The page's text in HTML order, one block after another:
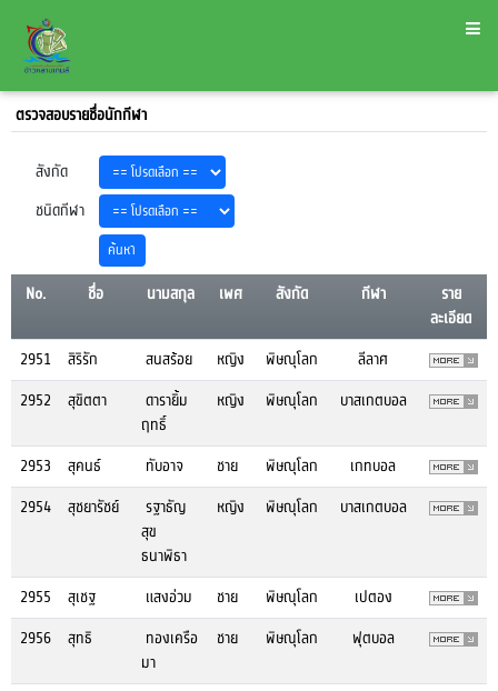
ตรวจสอบรายชื่อนักกีฬา
สังกัด
ชนิดกีฬา
No. ชื่อ นามสกุล เพศ สังกัด กีฬา
ราย
ละเอียด
2951
สิริรัก สนสร้อย หญิง พิษณุโลก
ลีลาศ
2952
สุขิตตา
ดารายิ้ม
ฤทธิ์
หญิง พิษณุโลก บาสเกตบอล
2953 สุคนธ์ ทับอาจ ชาย พิษณุโลก
เกทบอล
2954
สุชยารัชย์
รฐาธัญ
สุข
ธนาพิธา
หญิง พิษณุโลก บาสเกตบอล
2955 สุเชฐ แสงอ่วม ชาย พิษณุโลก
เปตอง
2956
สุทธิ
ทองเครือ
มา
ชาย พิษณุโลก ฟุตบอล